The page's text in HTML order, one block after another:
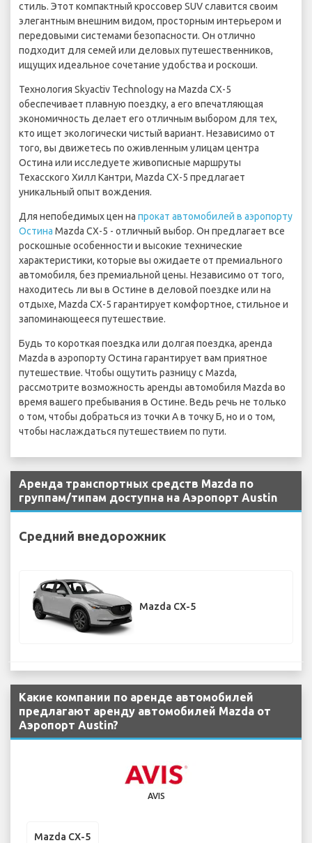
стиль. Этот компактный кроссовер SUV славится своим
элегантным внешним видом, просторным интерьером и
передовыми системами безопасности. Он отлично
подходит для семей или деловых путешественников,
ищущих идеальное сочетание удобства и роскоши.
Технология Skyactiv Technology на Mazda CX-5
обеспечивает плавную поездку, а его впечатляющая
экономичность делает его отличным выбором для тех,
кто ищет экологически чистый вариант. Независимо от
того, вы движетесь по оживленным улицам центра
Остина или исследуете живописные маршруты
Техасского Хилл Кантри, Mazda CX-5 предлагает
уникальный опыт вождения.
Для непобедимых цен на прокат автомобилей в аэропорту
Остина Mazda CX-5 - отличный выбор. Он предлагает все
роскошные особенности и высокие технические
характеристики, которые вы ожидаете от премиального
автомобиля, без премиальной цены. Независимо от того,
находитесь ли вы в Остине в деловой поездке или на
отдыхе, Mazda CX-5 гарантирует комфортное, стильное и
запоминающееся путешествие.
Будь то короткая поездка или долгая поездка, аренда
Mazda в аэропорту Остина гарантирует вам приятное
путешествие. Чтобы ощутить разницу с Mazda,
рассмотрите возможность аренды автомобиля Mazda во
время вашего пребывания в Остине. Ведь речь не только
о том, чтобы добраться из точки А в точку Б, но и о том,
чтобы наслаждаться путешествием по пути.
Аренда транспортных средств Mazda по
группам/типам доступна на Аэропорт Austin
Средний внедорожник
Mazda CX-5
Какие компании по аренде автомобилей
предлагают аренду автомобилей Mazda от
Аэропорт Austin?
AVIS
Mazda CX-5